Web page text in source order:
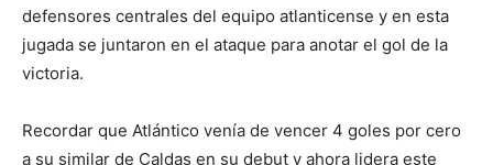
defensores centrales del equipo atlanticense y en esta
jugada se juntaron en el ataque para anotar el gol de la
victoria.
Recordar que Atlántico venía de vencer 4 goles por cero
a su similar de Caldas en su debut y ahora lidera este